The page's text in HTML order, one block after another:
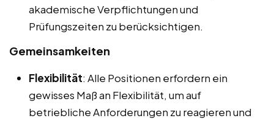
akademische Verpflichtungen und
Prüfungszeiten zu berücksichtigen.
Gemeinsamkeiten
Flexibilität: Alle Positionen erfordern ein
gewisses Maß an Flexibilität, um auf
betriebliche Anforderungen zu reagieren und